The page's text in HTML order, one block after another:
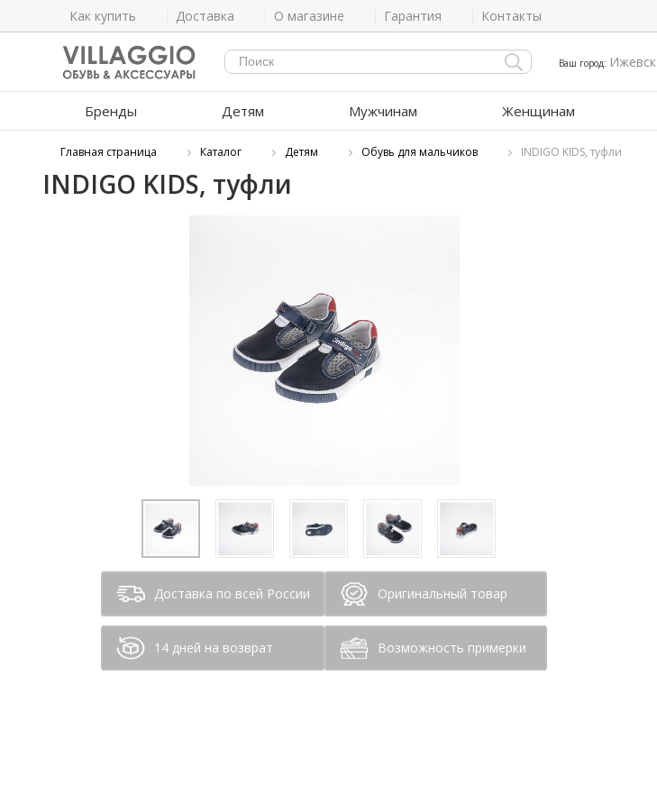
Как купить Доставка О магазине Гарантия Контакты
Ваш город: Ижевск
Бренды Детям Мужчинам Женщинам
Главная страница Каталог Детям Обувь для мальчиков INDIGO KIDS, туфли
INDIGO KIDS, туфли
Доставка по всей России Оригинальный товар
14 дней на возврат Возможность примерки